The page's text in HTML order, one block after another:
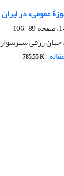
89-106
رزقی شیرسوار
785.55 K